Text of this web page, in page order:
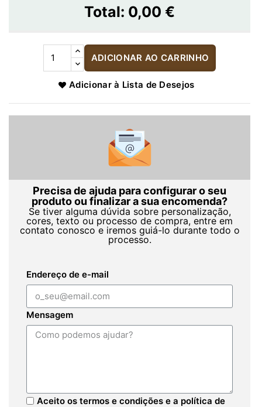
Total: 0,00 €
ADICIONAR AO CARRINHO
Adicionar à Lista de Desejos
Precisa de ajuda para configurar o seu
produto ou finalizar a sua encomenda?
Se tiver alguma dúvida sobre personalização,
cores, texto ou processo de compra, entre em
contato conosco e iremos guiá-lo durante todo o
processo.
Endereço de e-mail
Mensagem
Aceito os termos e condições e a política de